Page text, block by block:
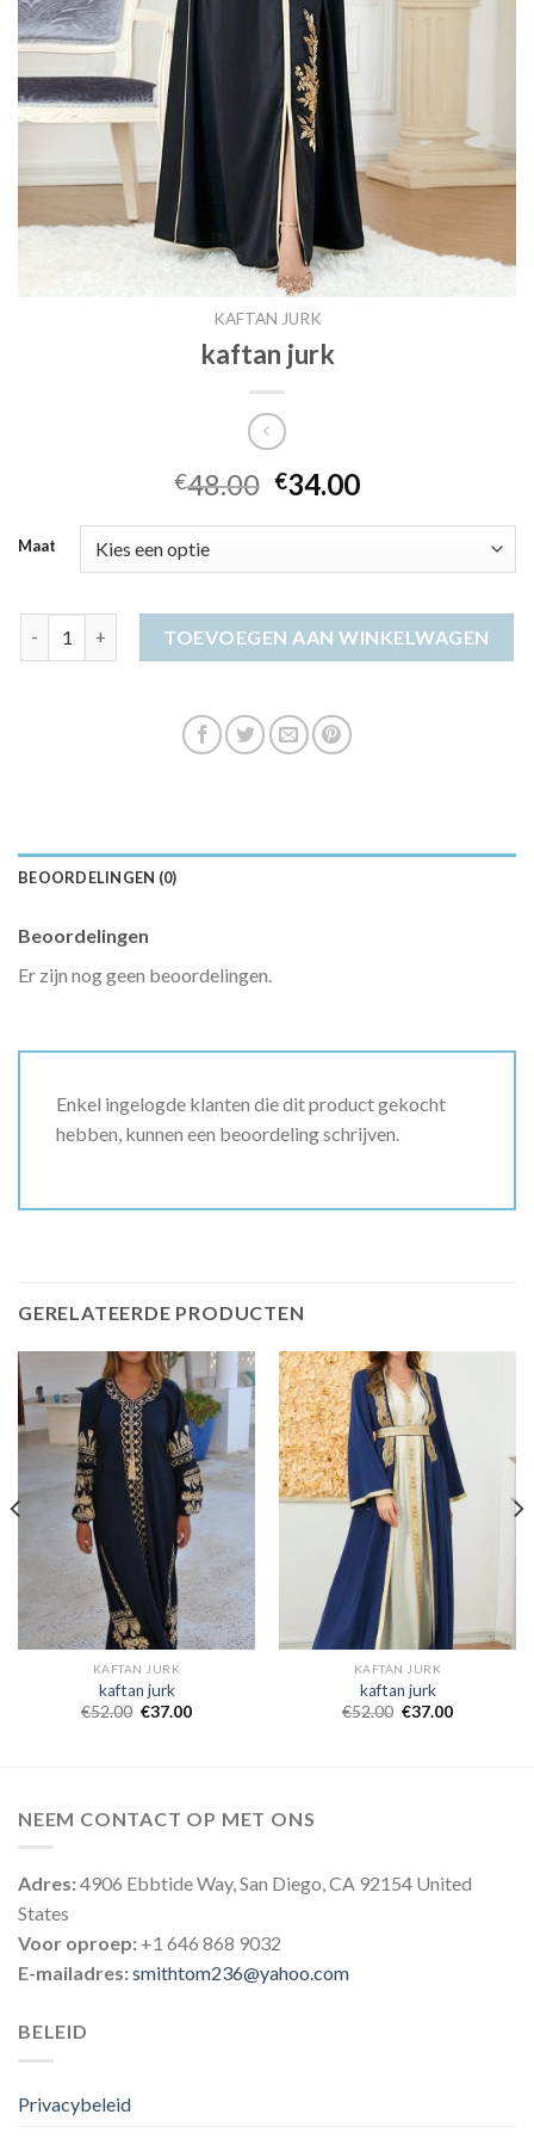
KAFTAN JURK
kaftan jurk
€48.00 €34.00
Maat
TOEVOEGEN AAN WINKELWAGEN
BEOORDELINGEN (0)
Beoordelingen
Er zijn nog geen beoordelingen.
Enkel ingelogde klanten die dit product gekocht
hebben, kunnen een beoordeling schrijven.
GERELATEERDE PRODUCTEN
KAFTAN JURK
kaftan jurk
€52.00 €37.00
KAFTAN JURK
kaftan jurk
€52.00 €37.00
NEEM CONTACT OP MET ONS
Adres:4906 Ebbtide Way, San Diego, CA 92154 United
States
Voor oproep: +1 646 868 9032
E-mailadres:smithtom236@yahoo.com
BELEID
Privacybeleid